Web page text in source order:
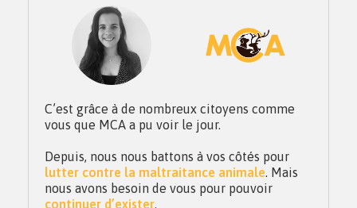
C’est grâce à de nombreux citoyens comme
vous que MCA a pu voir le jour.
Depuis, nous nous battons à vos côtés pour
lutter contre la maltraitance animale. Mais
nous avons besoin de vous pour pouvoir
continuer d’exister.